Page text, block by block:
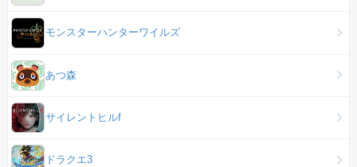
モンスターハンターワイルズ
あつ森
サイレントヒルf
ドラクエ3